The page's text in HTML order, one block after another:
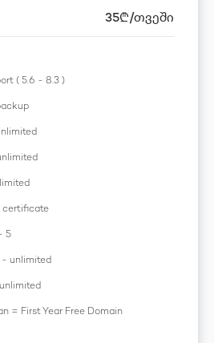
35₾/თვეში
( 5.6 - 8.3 )
certificate
5
- unlimited
= First Year Free Domain